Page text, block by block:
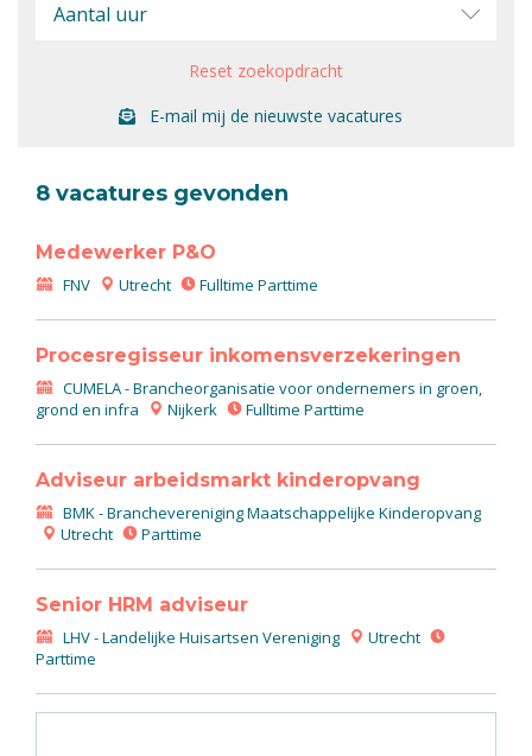
Aantal uur
Reset zoekopdracht
E-mail mij de nieuwste vacatures
8 vacatures gevonden
Medewerker P&O
FNV Utrecht Fulltime Parttime
Procesregisseur inkomensverzekeringen
CUMELA - Brancheorganisatie voor ondernemers in groen,
grond en infra
Nijkerk Fulltime Parttime
Adviseur arbeidsmarkt kinderopvang
BMK - Branchevereniging Maatschappelijke Kinderopvang
Utrecht
Parttime
Senior HRM adviseur
LHV - Landelijke Huisartsen Vereniging
Utrecht
Parttime